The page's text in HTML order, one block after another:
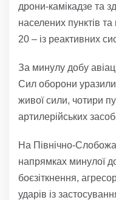
дрони-камікадзе та
населених пунктів
20 – із реактивних
За минулу добу
Сил оборони
живої сили, чотири
артилерійських
На Північно-
напрямках минулої
боєзіткнення,
ударів із